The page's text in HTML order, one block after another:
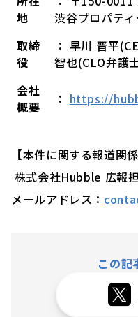
地
渋谷プロパテ
取締
役
： 早川 晋平
智也(CLO弁護
会社
概要
： https://
【本件に関する報道関
株式会社Hubble 広報
メールアドレス：
この記